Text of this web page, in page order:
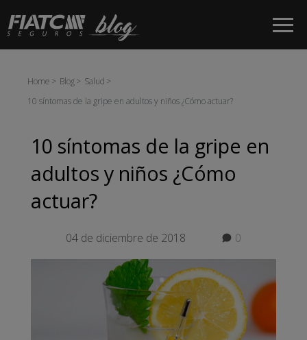
Saltar al contenido principal
Home Blog
Salud
10 síntomas de la gripe en adultos y niños ¿Cómo actuar?
10 síntomas de la gripe en
adultos y niños ¿Cómo
actuar?
04 de diciembre de 2018 0